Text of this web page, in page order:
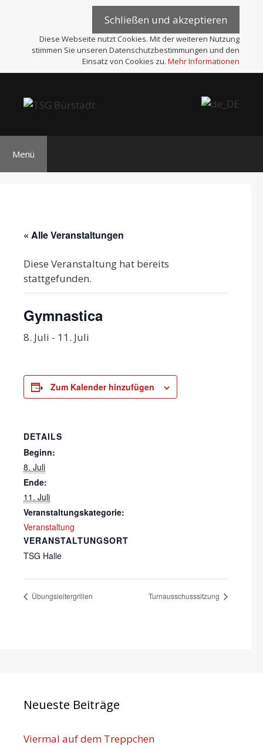
springenDiese Webseite nutzt Cookies. Mit der weiteren Nutzung
stimmen Sie unseren Datenschutzbestimmungen und den
Einsatz von Cookies zu. Mehr Informationen
Menü
« Alle Veranstaltungen
Diese Veranstaltung hat bereits
stattgefunden.
Gymnastica
8. Juli - 11. Juli
Zum Kalender hinzufügen
DETAILS
Beginn:
8. Juli
Ende:
11. Juli
Veranstaltungskategorie:
Veranstaltung
VERANSTALTUNGSORT
TSG Halle
Übungsleitergrillen Turnausschusssitzung
Neueste Beiträge
Viermal auf dem Treppchen